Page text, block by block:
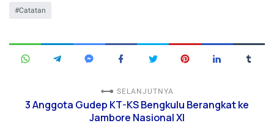
Catatan
SELANJUTNYA
3 Anggota Gudep KT-KS Bengkulu Berangkat ke
Jambore Nasional XI